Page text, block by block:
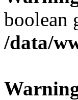
boolean
/data/